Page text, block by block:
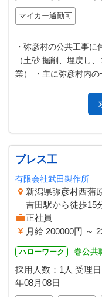
マイカー通勤可
・弥彦村の公共工事
（土砂 掘削、埋戻し
業） ・主に弥彦村内の
プレス工
有限会社武田製作所
新潟県弥彦村西蒲
吉田駅から徒歩15
正社員
月給 200000円 ～
ハローワーク 巻公共
採用人数：1人 受理日
年08月08日